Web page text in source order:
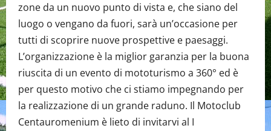
zone da un nuovo punto di vista e, che siano del
luogo o vengano da fuori, sarà un’occasione per
tutti di scoprire nuove prospettive e paesaggi.
L’organizzazione è la miglior garanzia per la buona
riuscita di un evento di mototurismo a 360° ed è
per questo motivo che ci stiamo impegnando per
la realizzazione di un grande raduno. Il Motoclub
Centauromenium è lieto di invitarvi al I